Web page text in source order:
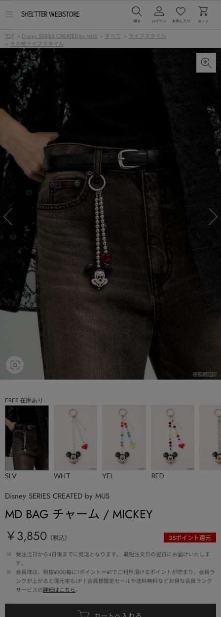
ー
を
TOP > Disney SERIES CREATED by MUS > すべて > ライフスタイル
> その他ライフスタイル
FREE 在庫あり
SLV WHT YEL RED
Disney SERIES CREATED by MUS
MD BAG チャーム / MICKEY
￥3,850 （税込） 35ポイント還元
※
受注当日から4日後までに発送となります。 最短注文日の翌日にお届けいたしま
す。
※
会員様は、税抜¥100毎に1ポイント＝¥1でご利用頂けるポイントが貯まり、会員ラ
ンクが上がると還元率もUP！会員様限定セールや送料無料などお得な会員ランク
サービスの詳細はこちら。